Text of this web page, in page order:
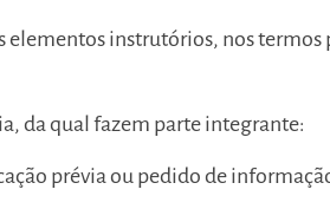
instrutórios, nos termos
da qual fazem parte integrante:
prévia ou pedido de